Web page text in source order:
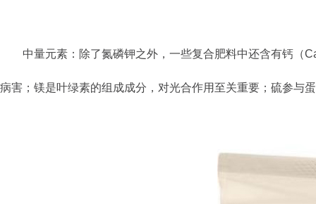
中量元素：除了氮磷钾之外，一些复合肥料中还含有钙（
病害；镁是叶绿素的组成成分，对光合作用至关重要；硫参与